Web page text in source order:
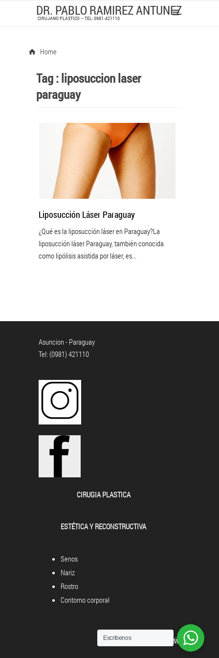
DR. PABLO RAMIREZ ANTUNEZ
CIRUJANO PLÁSTICO – TEL: 0981-421110
Home
Tag :liposuccion laser
paraguay
Liposucción Láser Paraguay
¿Qué es la liposucción láser en Paraguay?La
liposucción láser Paraguay, también conocida
como lipólisis asistida por láser, es...
Asuncion - Paraguay
Tel: (0981) 421110
CIRUGIA PLASTICA
ESTÉTICA Y RECONSTRUCTIVA
Senos
Nariz
Rostro
Contorno corporal
Escribenos